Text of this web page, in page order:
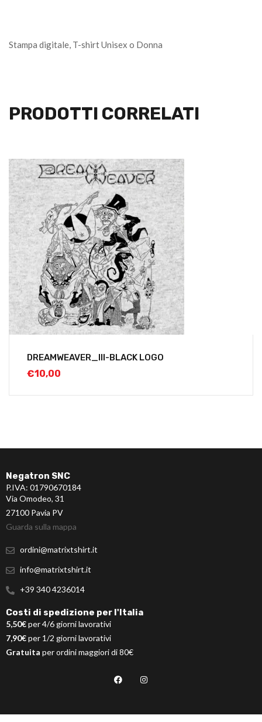
Stampa digitale, T-shirt Unisex o Donna
PRODOTTI CORRELATI
DREAMWEAVER_III-BLACK LOGO
€10,00
Negatron SNC
P.IVA: 01790670184
Via Omodeo, 31
27100 Pavia PV
Guarda sulla mappa
ordini@matrixtshirt.it
info@matrixtshirt.it
+39 340 4236014
Costi di spedizione per l'Italia
5,50€per 4/6 giorni lavorativi
7,90€per 1/2 giorni lavorativi
Gratuita per ordini maggiori di 80€